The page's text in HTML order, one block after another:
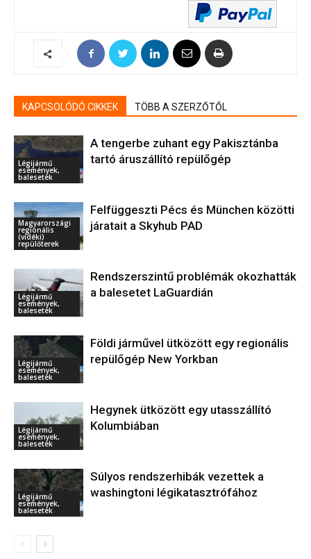
KAPCSOLÓDÓ CIKKEK TÖBB A SZERZŐTŐL
Légijármű
események,
balesetek
A tengerbe zuhant egy Pakisztánba
tartó áruszállító repülőgép
Magyarországi
regionális
(vidéki)
repülőterek
Felfüggeszti Pécs és München közötti
járatait a Skyhub PAD
Légijármű
események,
balesetek
Rendszerszintű problémák okozhatták
a balesetet LaGuardián
Légijármű
események,
balesetek
Földi járművel ütközött egy regionális
repülőgép New Yorkban
Légijármű
események,
balesetek
Hegynek ütközött egy utasszállító
Kolumbiában
Légijármű
események,
balesetek
Súlyos rendszerhibák vezettek a
washingtoni légikatasztrófához